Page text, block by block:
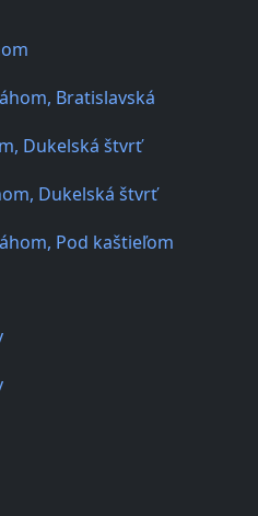
Bratislavská
Dukelská štvrť
Dukelská štvrť
Pod kaštieľom